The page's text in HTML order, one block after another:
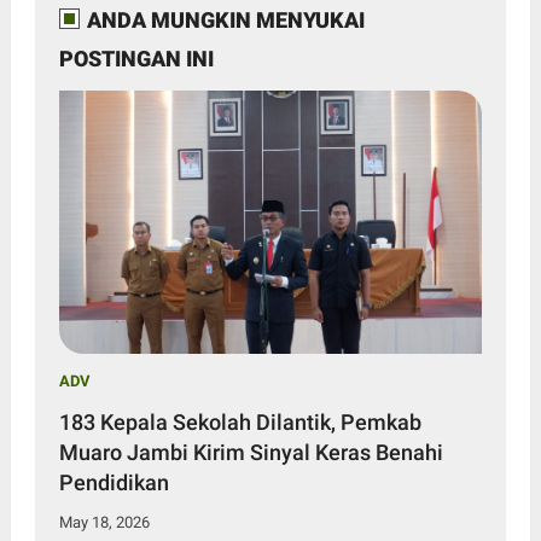
ANDA MUNGKIN MENYUKAI
POSTINGAN INI
ADV
183 Kepala Sekolah Dilantik, Pemkab
Muaro Jambi Kirim Sinyal Keras Benahi
Pendidikan
May 18, 2026